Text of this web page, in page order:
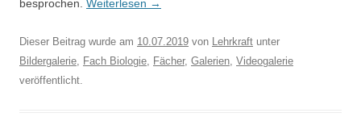
besprochen. Weiterlesen →
Dieser Beitrag wurde am 10.07.2019 von Lehrkraft unter
Bildergalerie, Fach Biologie, Fächer, Galerien, Videogalerie
veröffentlicht.